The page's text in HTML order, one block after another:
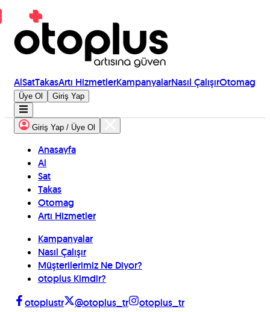
AlSatTakasArtı HizmetlerKampanyalarNasıl ÇalışırOtomag
Üye Ol Giriş Yap
Giriş Yap / Üye Ol
Anasayfa
Al
Sat
Takas
Otomag
Artı Hizmetler
Kampanyalar
Nasıl Çalışır
Müşterilerimiz Ne Diyor?
otoplus Kimdir?
otoplustr
@otoplus_tr
otoplus_tr